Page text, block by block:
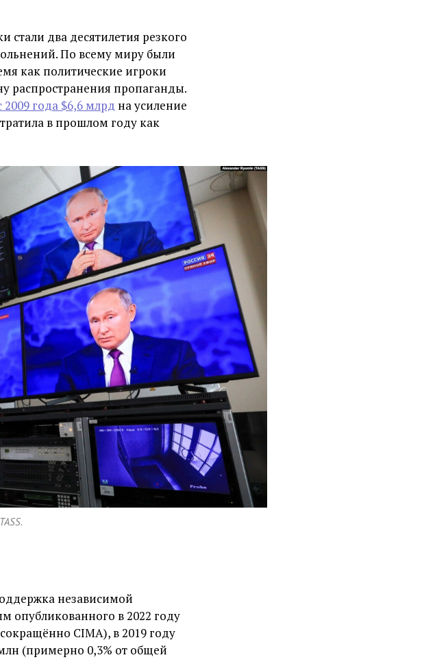
стали два десятилетия резкого
По всему миру были
как политические игроки
распространения пропаганды.
2009 года $6,6 млрд на усиление
в прошлом году как
независимой
опубликованного в 2022 году
CIMA), в 2019 году
(примерно 0,3% от общей